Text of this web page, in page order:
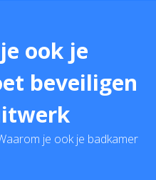
ook je
beveiligen
je ook je badkamer